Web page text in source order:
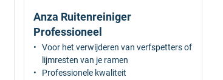
Anza Ruitenreiniger
Professioneel
Voor het verwijderen van verfspetters of
lijmresten van je ramen
Professionele kwaliteit